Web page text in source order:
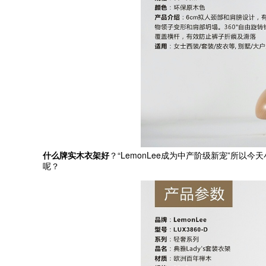
什么牌实木衣架好？ “LemonLee成为中产阶级新宠”所以今
呢？